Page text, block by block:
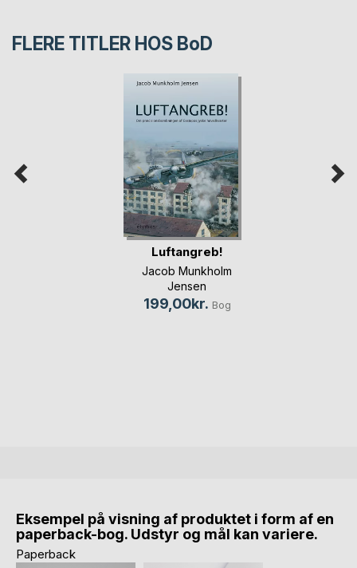
FLERE TITLER HOS BoD
Luftangreb!
Jacob Munkholm
Jensen
199,00kr. Bog
Eksempel på visning af produktet i form af en
paperback-bog. Udstyr og mål kan variere.
Paperback